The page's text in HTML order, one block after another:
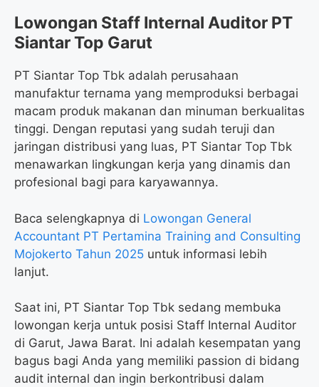
Lowongan Staff Internal Auditor PT
Siantar Top Garut
PT Siantar Top Tbk adalah perusahaan
manufaktur ternama yang memproduksi berbagai
macam produk makanan dan minuman berkualitas
tinggi. Dengan reputasi yang sudah teruji dan
jaringan distribusi yang luas, PT Siantar Top Tbk
menawarkan lingkungan kerja yang dinamis dan
profesional bagi para karyawannya.
Baca selengkapnya di Lowongan General
Accountant PT Pertamina Training and Consulting
Mojokerto Tahun 2025 untuk informasi lebih
lanjut.
Saat ini, PT Siantar Top Tbk sedang membuka
lowongan kerja untuk posisi Staff Internal Auditor
di Garut, Jawa Barat. Ini adalah kesempatan yang
bagus bagi Anda yang memiliki passion di bidang
audit internal dan ingin berkontribusi dalam